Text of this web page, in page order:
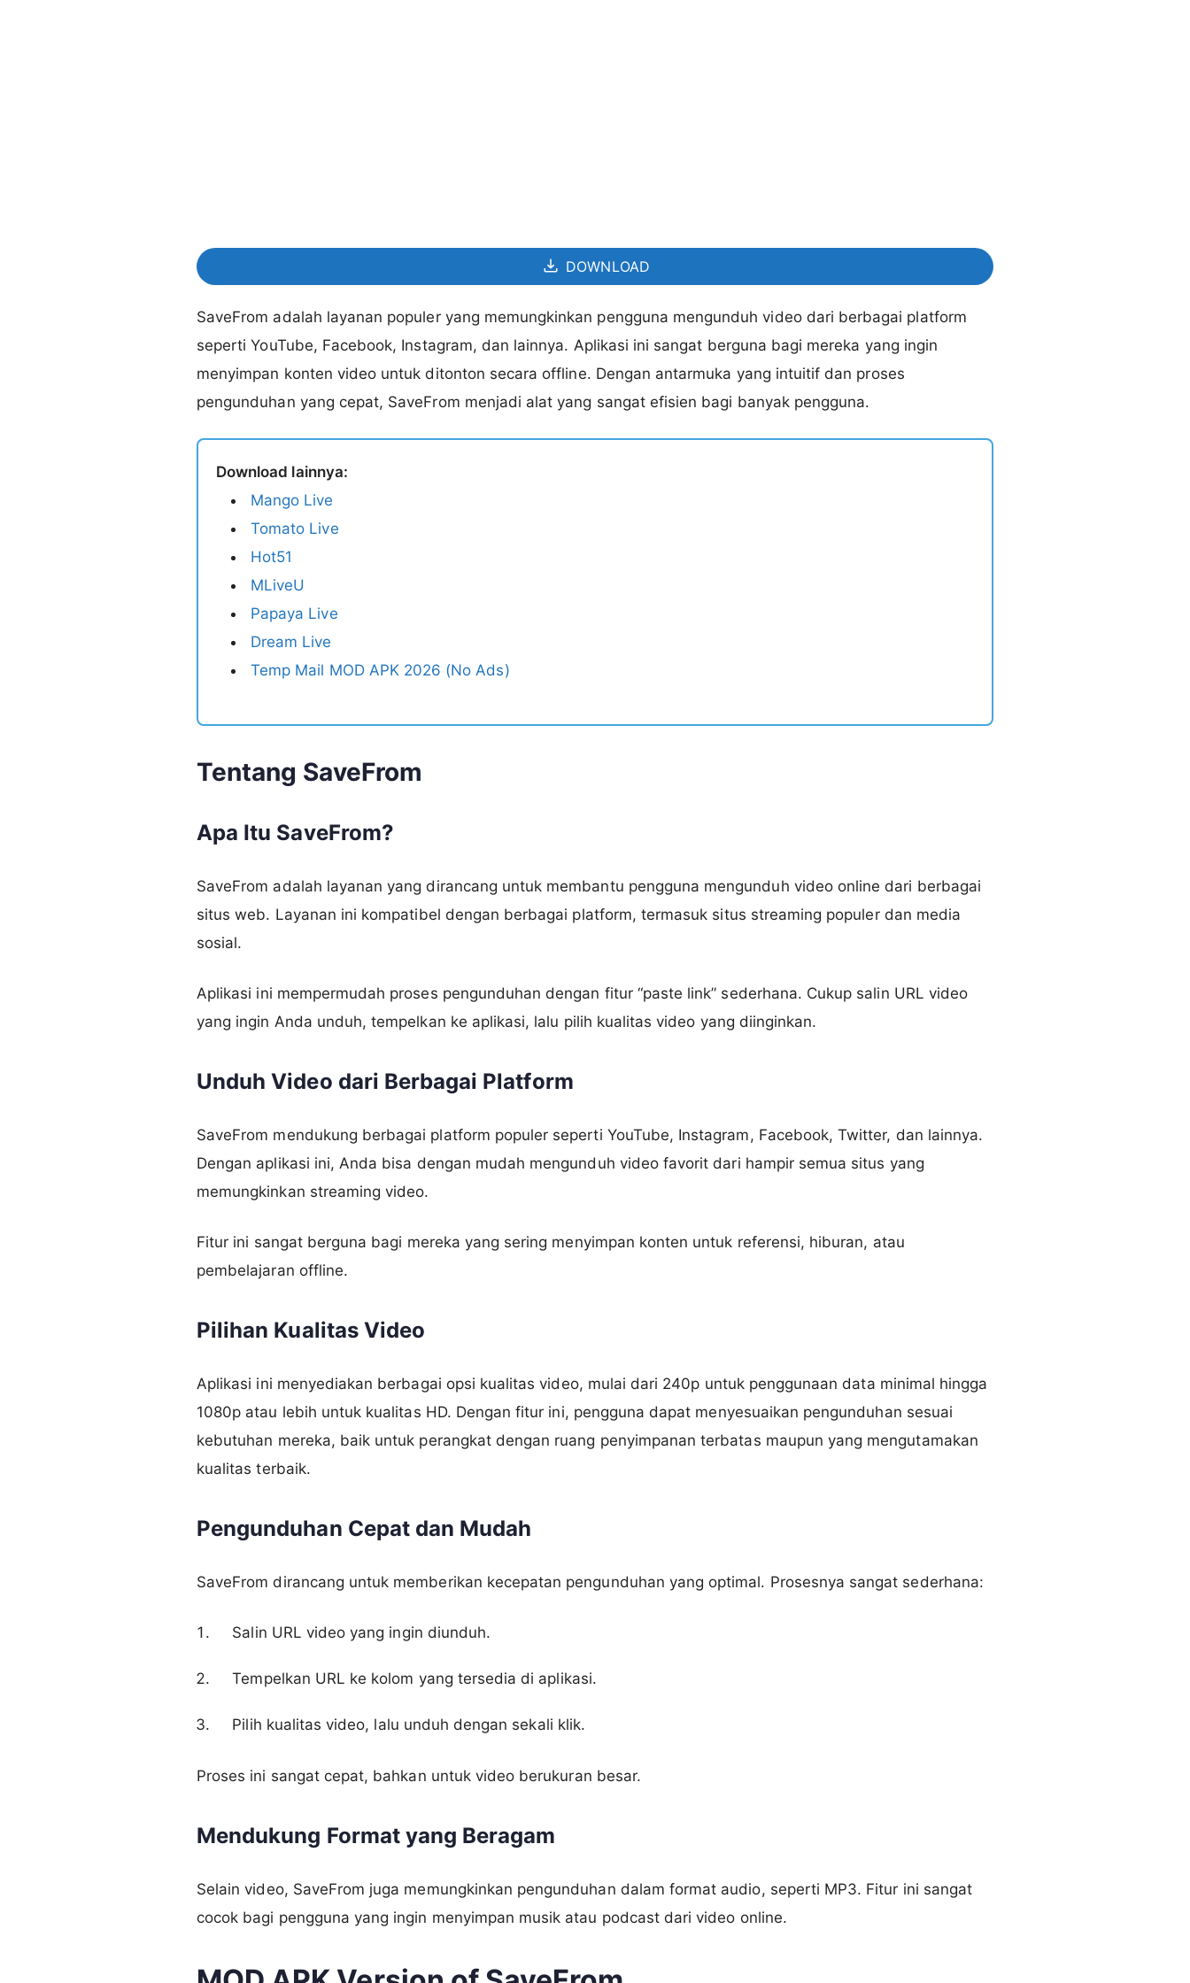
DOWNLOAD
SaveFrom adalah layanan populer yang memungkinkan pengguna mengunduh video dari berbagai platform
seperti YouTube, Facebook, Instagram, dan lainnya. Aplikasi ini sangat berguna bagi mereka yang ingin
menyimpan konten video untuk ditonton secara offline. Dengan antarmuka yang intuitif dan proses
pengunduhan yang cepat, SaveFrom menjadi alat yang sangat efisien bagi banyak pengguna.
Download lainnya:
Mango Live
Tomato Live
Hot51
MLiveU
Papaya Live
Dream Live
Temp Mail MOD APK 2026 (No Ads)
Tentang SaveFrom
Apa Itu SaveFrom?
SaveFrom adalah layanan yang dirancang untuk membantu pengguna mengunduh video online dari berbagai
situs web. Layanan ini kompatibel dengan berbagai platform, termasuk situs streaming populer dan media
sosial.
Aplikasi ini mempermudah proses pengunduhan dengan fitur “paste link” sederhana. Cukup salin URL video
yang ingin Anda unduh, tempelkan ke aplikasi, lalu pilih kualitas video yang diinginkan.
Unduh Video dari Berbagai Platform
SaveFrom mendukung berbagai platform populer seperti YouTube, Instagram, Facebook, Twitter, dan lainnya.
Dengan aplikasi ini, Anda bisa dengan mudah mengunduh video favorit dari hampir semua situs yang
memungkinkan streaming video.
Fitur ini sangat berguna bagi mereka yang sering menyimpan konten untuk referensi, hiburan, atau
pembelajaran offline.
Pilihan Kualitas Video
Aplikasi ini menyediakan berbagai opsi kualitas video, mulai dari 240p untuk penggunaan data minimal hingga
1080p atau lebih untuk kualitas HD. Dengan fitur ini, pengguna dapat menyesuaikan pengunduhan sesuai
kebutuhan mereka, baik untuk perangkat dengan ruang penyimpanan terbatas maupun yang mengutamakan
kualitas terbaik.
Pengunduhan Cepat dan Mudah
SaveFrom dirancang untuk memberikan kecepatan pengunduhan yang optimal. Prosesnya sangat sederhana:
Salin URL video yang ingin diunduh.
Tempelkan URL ke kolom yang tersedia di aplikasi.
Pilih kualitas video, lalu unduh dengan sekali klik.
Proses ini sangat cepat, bahkan untuk video berukuran besar.
Mendukung Format yang Beragam
Selain video, SaveFrom juga memungkinkan pengunduhan dalam format audio, seperti MP3. Fitur ini sangat
cocok bagi pengguna yang ingin menyimpan musik atau podcast dari video online.